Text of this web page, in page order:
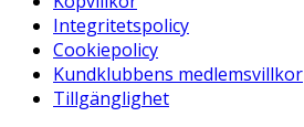
Integritetspolicy
Cookiepolicy
Kundklubbens medlemsvillkor
Tillgänglighet